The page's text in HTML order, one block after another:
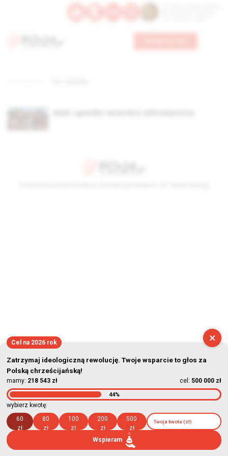
×
Cel na 2026 rok
Zatrzymaj ideologiczną rewolucję. Twoje wsparcie to głos za
Polską chrześcijańską!
mamy: 218 543 zł cel: 500 000 zł
44%
wybierz kwotę:
60
zł
80
zł
100
zł
200
zł
500
zł
Wspieram